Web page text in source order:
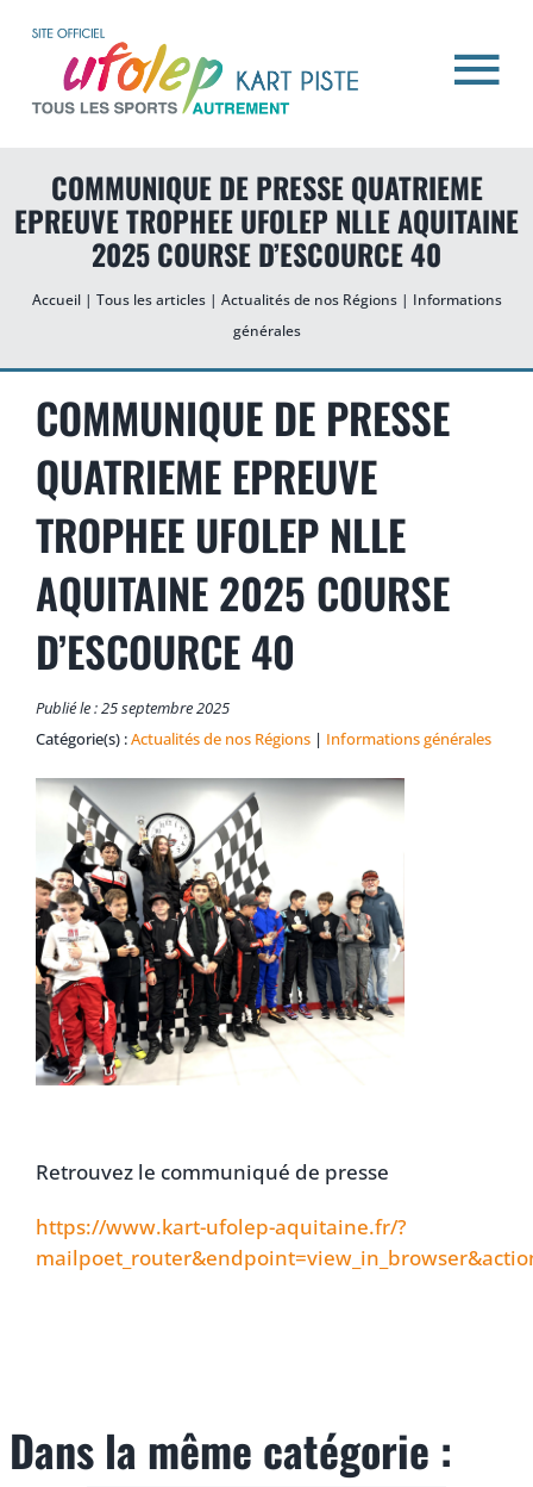
contenu
ACTUALITÉS
ESPACE LICENCIÉS
RÈGLEMENTS
AFFILIATION / ORGANISATION
CALENDRIER
CENTRES DE SERVICES CERTIFIÉS
NOUS CONTACTER
COMMUNIQUE DE PRESSE QUATRIEME
EPREUVE TROPHEE UFOLEP NLLE AQUITAINE
2025 COURSE D’ESCOURCE 40
Accueil| Tous les articles| Actualités de nos Régions| Informations
générales
COMMUNIQUE DE PRESSE
QUATRIEME EPREUVE
TROPHEE UFOLEP NLLE
AQUITAINE 2025 COURSE
D’ESCOURCE 40
Publié le : 25 septembre 2025
Catégorie(s) :Actualités de nos Régions | Informations générales
Retrouvez le communiqué de presse
https://www.kart-ufolep-aquitaine.fr/?
Dans la même catégorie :